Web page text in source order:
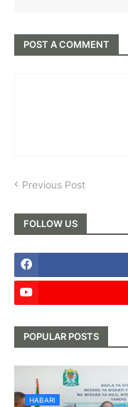
POST A COMMENT
Previous Post
FOLLOW US
POPULAR POSTS
HABARI